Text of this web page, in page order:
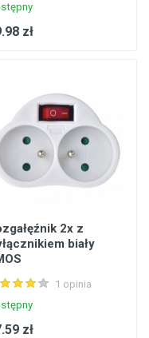
zł
2x z
biały
1 opinia
zł